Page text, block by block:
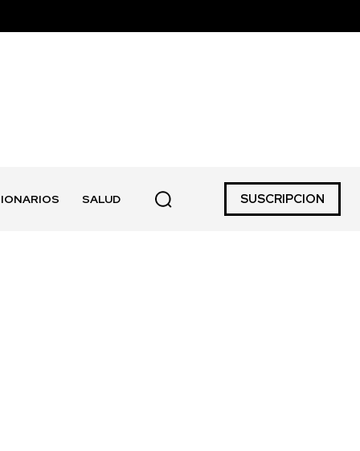
SALUD SUSCRIPCION